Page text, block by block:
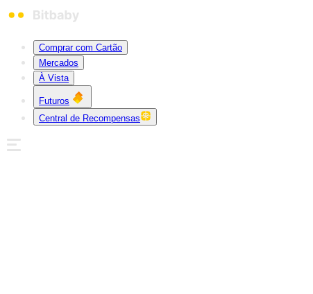
Comprar com Cartão
Mercados
À Vista
Futuros
Central de Recompensas